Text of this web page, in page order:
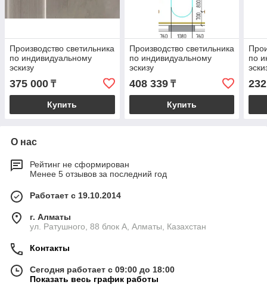
Производство светильника
по индивидуальному
эскизу
375 000 ₸
Купить
Производство светильника
по индивидуальному
эскизу
408 339₸
Купить
по
О нас
Рейтинг не сформирован
Менее 5 отзывов за последний год
Работает с 19.10.2014
г. Алматы
ул. Ратушного, 88 блок A, Алматы, Казахстан
Контакты
Сегодня работает с 09:00 до 18:00
Показать весь график работы